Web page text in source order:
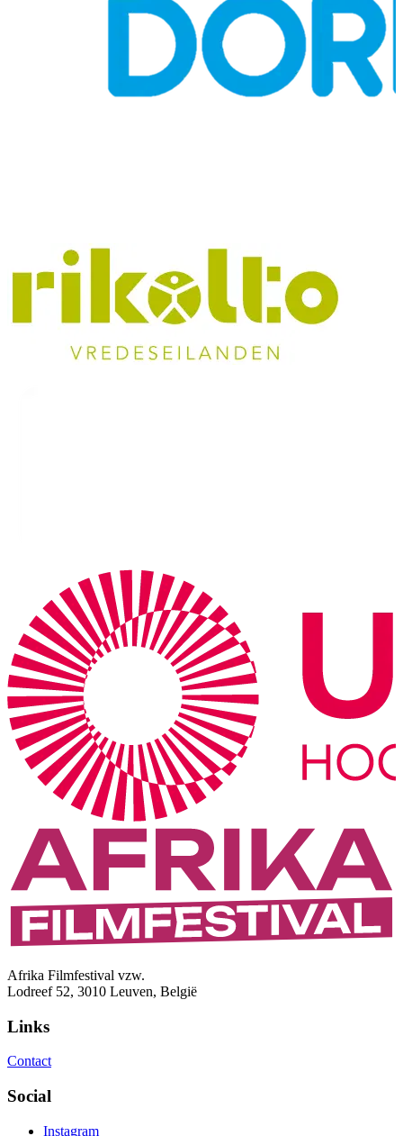
Afrika Filmfestival vzw.
Lodreef 52, 3010 Leuven, België
Links
Contact
Social
Instagram